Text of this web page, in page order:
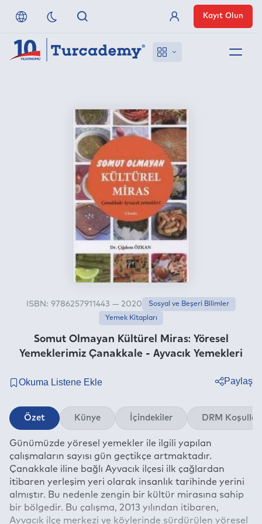
Referanslarımız
Uzaktan Erişim
Anlaşmalı Yayınevleri
Üye Girişi
Kayıt Olun
Somut Olmayan Kültürel Miras: Yöresel
Yemeklerimiz Çanakkale - Ayvacık Yemekleri
ISBN: 9786257911443 — 2020
Sosyal ve Beşeri Bilimler
Yemek Kitapları
Paylaş
Twitter
Linkedin
Whatsapp
E-mail
Özet Künye İçindekiler DRM Koşulları
Günümüzde yöresel yemekler ile ilgili yapılan
çalışmaların sayısı gün geçtikçe artmaktadır.
Çanakkale iline bağlı Ayvacık ilçesi ilk çağlardan
itibaren yerleşim yeri olarak insanlık tarihinde yerini
almıştır. Bu nedenle zengin bir kültür mirasına sahip
bir bölgedir. Bu çalışma, 2013 yılından itibaren,
Ayvacık ilçe merkezi ve köylerinde sürdürülen yöresel